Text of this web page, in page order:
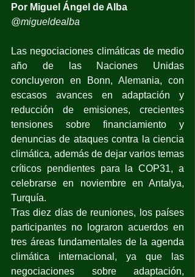
Por Miguel Ángel de Alba
@migueldealba
Las negociaciones climáticas de medio
año de las Naciones Unidas
concluyeron en Bonn, Alemania, con
escasos avances en adaptación y
reducción de emisiones, crecientes
tensiones sobre financiamiento y
denuncias de ataques contra la ciencia
climática, además de dejar varios temas
críticos pendientes para la COP31, a
celebrarse en noviembre en Antalya,
Turquía.
Tras diez días de reuniones, los países
participantes no lograron acuerdos en
tres áreas fundamentales de la agenda
climática internacional, ya que las
negociaciones sobre adaptación,